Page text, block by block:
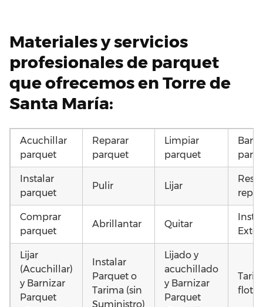
Materiales y servicios
profesionales de parquet
que ofrecemos en Torre de
Santa María:
Acuchillar
parquet
Reparar
parquet
Limpiar
parquet
Instalar
parquet
Pulir Lijar
Comprar
parquet
Abrillantar Quitar
Lijar
(Acuchillar)
y Barnizar
Parquet
Instalar
Parquet o
Tarima (sin
Suministro)
Lijado y
acuchillado
y Barnizar
Parquet